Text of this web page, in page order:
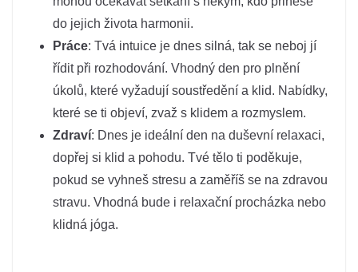
do jejich života harmonii.
Práce: Tvá intuice je dnes silná, tak se neboj jí
řídit při rozhodování. Vhodný den pro plnění
úkolů, které vyžadují soustředění a klid. Nabídky,
které se ti objeví, zvaž s klidem a rozmyslem.
Zdraví: Dnes je ideální den na duševní relaxaci,
dopřej si klid a pohodu. Tvé tělo ti poděkuje,
pokud se vyhneš stresu a zaměříš se na zdravou
stravu. Vhodná bude i relaxační procházka nebo
klidná jóga.